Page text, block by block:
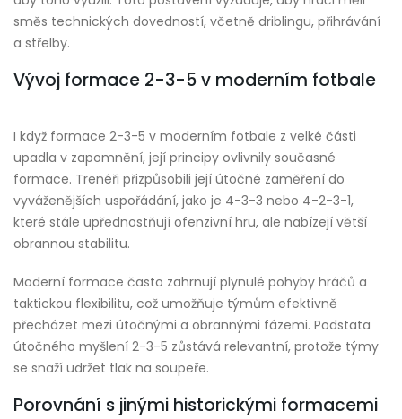
směs technických dovedností, včetně driblingu, přihrávání
a střelby.
Vývoj formace 2-3-5 v moderním fotbale
I když formace 2-3-5 v moderním fotbale z velké části
upadla v zapomnění, její principy ovlivnily současné
formace. Trenéři přizpůsobili její útočné zaměření do
vyváženějších uspořádání, jako je 4-3-3 nebo 4-2-3-1,
které stále upřednostňují ofenzivní hru, ale nabízejí větší
obrannou stabilitu.
Moderní formace často zahrnují plynulé pohyby hráčů a
taktickou flexibilitu, což umožňuje týmům efektivně
přecházet mezi útočnými a obrannými fázemi. Podstata
útočného myšlení 2-3-5 zůstává relevantní, protože týmy
se snaží udržet tlak na soupeře.
Porovnání s jinými historickými formacemi